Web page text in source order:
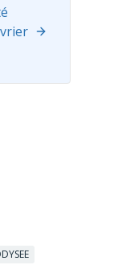
more